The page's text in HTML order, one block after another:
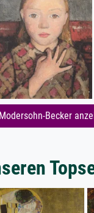
Becker